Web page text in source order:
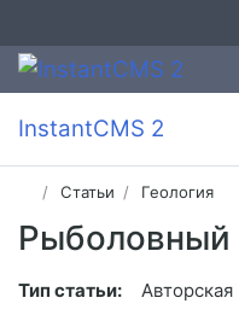
InstantCMS 2
Статьи Геология
Рыболовный
Тип статьи: Авторская